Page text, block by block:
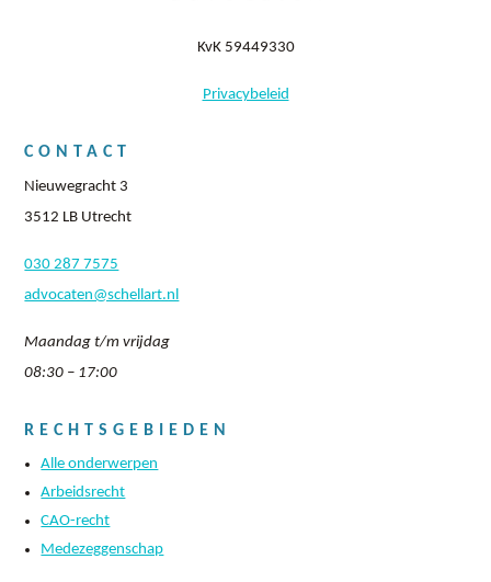
KvK 59449330
Privacybeleid
CONTACT
Nieuwegracht 3
3512 LB Utrecht
030 287 7575
advocaten@schellart.nl
Maandag t/m vrijdag
08:30 – 17:00
RECHTSGEBIEDEN
Alle onderwerpen
Arbeidsrecht
CAO-recht
Medezeggenschap